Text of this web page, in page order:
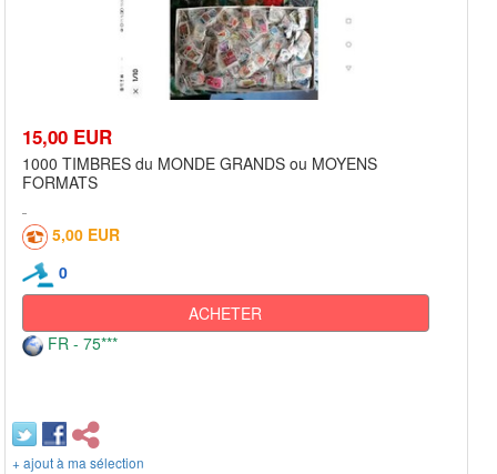
15,00 EUR
1000 TIMBRES du MONDE GRANDS ou MOYENS
FORMATS
5,00 EUR
0
ACHETER
FR - 75***
+ ajout à ma sélection